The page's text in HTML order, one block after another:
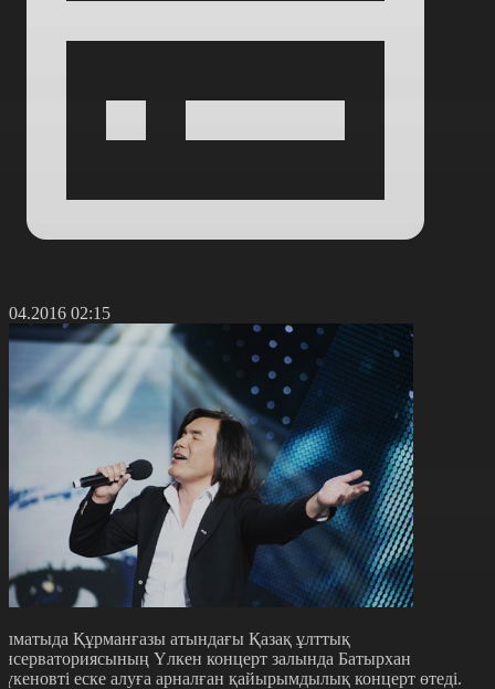
02:15
Құрманғазы атындағы Қазақ ұлттық
Үлкен концерт залында Батырхан
еске алуға арналған қайырымдылық концерт өтеді.